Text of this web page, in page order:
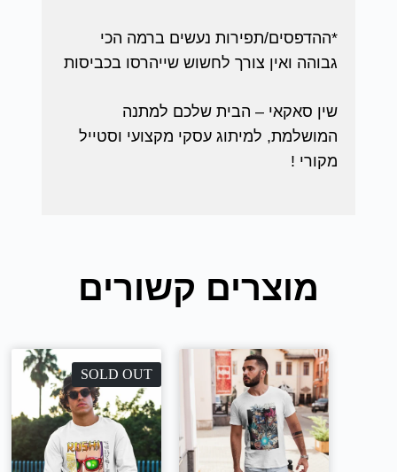
*ההדפסים/תפירות נעשים ברמה הכי
גבוהה ואין צורך לחשוש שייהרסו בכביסות
שין סאקאי – הבית שלכם למתנה
המושלמת, למיתוג עסקי מקצועי וסטייל
מקורי !
מוצרים קשורים
SOLD OUT